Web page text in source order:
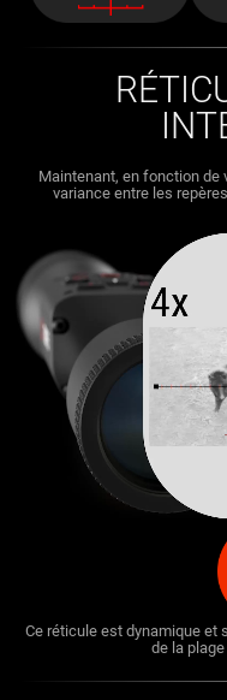
Maintenant, en fonction de
variance entre les
Ce réticule est dynamique et
de la